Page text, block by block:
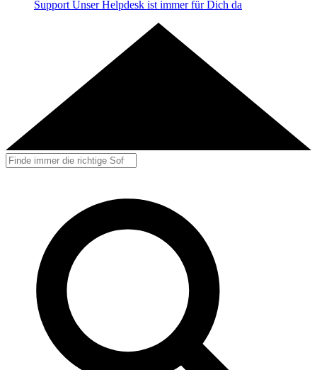
Support Unser Helpdesk ist immer für Dich da